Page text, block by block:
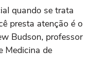
quando se trata
presta atenção é o
Budson, professor
Medicina de